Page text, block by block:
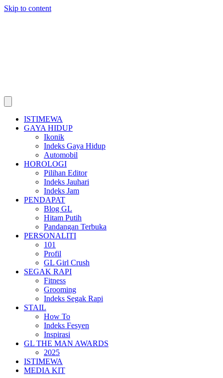
Skip to content
ISTIMEWA
GAYA HIDUP
Ikonik
Indeks Gaya Hidup
Automobil
HOROLOGI
Pilihan Editor
Indeks Jauhari
Indeks Jam
PENDAPAT
Blog GL
Hitam Putih
Pandangan Terbuka
PERSONALITI
101
Profil
GL Girl Crush
SEGAK RAPI
Fitness
Grooming
Indeks Segak Rapi
STAIL
How To
Indeks Fesyen
Inspirasi
GL THE MAN AWARDS
2025
ISTIMEWA
MEDIA KIT